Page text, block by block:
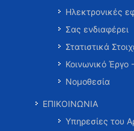
Ηλεκτρονικές
Σας ενδιαφέρει
Στατιστικά
Κοινωνικό Έργο
Νομοθεσία
ΕΠΙΚΟΙΝΩΝΙΑ
Υπηρεσίες του